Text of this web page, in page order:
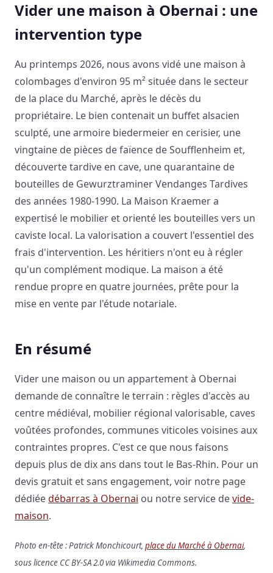
Vider une maison à Obernai : une
intervention type
Au printemps 2026, nous avons vidé une maison à
colombages d'environ 95 m² située dans le secteur
de la place du Marché, après le décès du
propriétaire. Le bien contenait un buffet alsacien
sculpté, une armoire biedermeier en cerisier, une
vingtaine de pièces de faïence de Soufflenheim et,
découverte tardive en cave, une quarantaine de
bouteilles de Gewurztraminer Vendanges Tardives
des années 1980-1990. La Maison Kraemer a
expertisé le mobilier et orienté les bouteilles vers un
caviste local. La valorisation a couvert l'essentiel des
frais d'intervention. Les héritiers n'ont eu à régler
qu'un complément modique. La maison a été
rendue propre en quatre journées, prête pour la
mise en vente par l'étude notariale.
En résumé
Vider une maison ou un appartement à Obernai
demande de connaître le terrain : règles d'accès au
centre médiéval, mobilier régional valorisable, caves
voûtées profondes, communes viticoles voisines aux
contraintes propres. C'est ce que nous faisons
depuis plus de dix ans dans tout le Bas-Rhin. Pour un
devis gratuit et sans engagement, voir notre page
dédiéedébarras à Obernai ou notre service devide-
maison.
Photo en-tête : Patrick Monchicourt, place du Marché à Obernai,
sous licence CC BY-SA 2.0 via Wikimedia Commons.